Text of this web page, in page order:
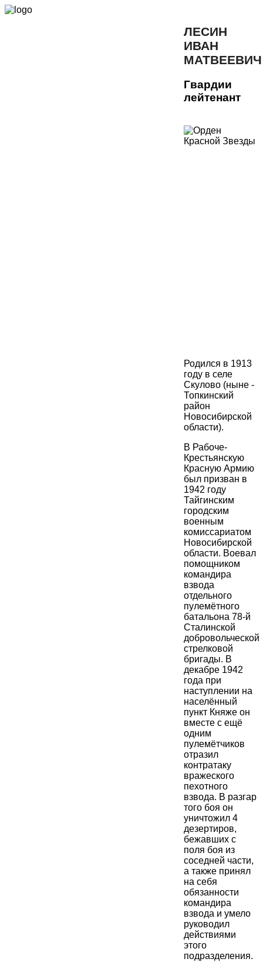
ЛЕСИН
ИВАН
МАТВЕЕВИЧ
Гвардии
лейтенант
Родился в 1913
году в селе
Скулово (ныне -
Топкинский
район
Новосибирской
области).
В Рабоче-
Крестьянскую
Красную Армию
был призван в
1942 году
Тайгинским
городским
военным
комиссариатом
Новосибирской
области. Воевал
помощником
командира
взвода
отдельного
пулемётного
батальона 78-й
Сталинской
добровольческой
стрелковой
бригады. В
декабре 1942
года при
наступлении на
населённый
пункт Княже он
вместе с ещё
одним
пулемётчиков
отразил
контратаку
вражеского
пехотного
взвода. В разгар
того боя он
уничтожил 4
дезертиров,
бежавших с
поля боя из
соседней части,
а также принял
на себя
обязанности
командира
взвода и умело
руководил
действиями
этого
подразделения.